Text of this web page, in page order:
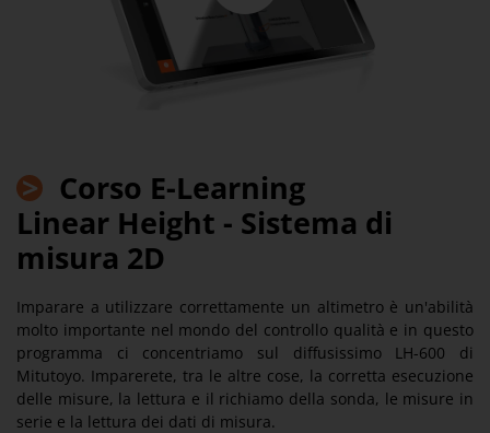
> Corso E-Learning
Linear Height - Sistema di
misura 2D
Imparare a utilizzare correttamente un altimetro è un'abilità
molto importante nel mondo del controllo qualità e in questo
programma ci concentriamo sul diffusissimo LH-600 di
Mitutoyo. Imparerete, tra le altre cose, la corretta esecuzione
delle misure, la lettura e il richiamo della sonda, le misure in
serie e la lettura dei dati di misura.